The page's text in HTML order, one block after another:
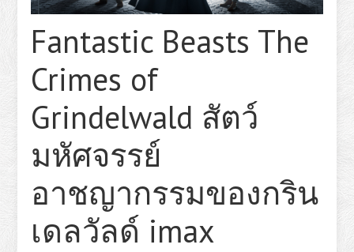
Fantastic Beasts The
Crimes of
Grindelwald สัตว์
มหัศจรรย์
อาชญากรรมของกริน
เดลวัลด์ imax